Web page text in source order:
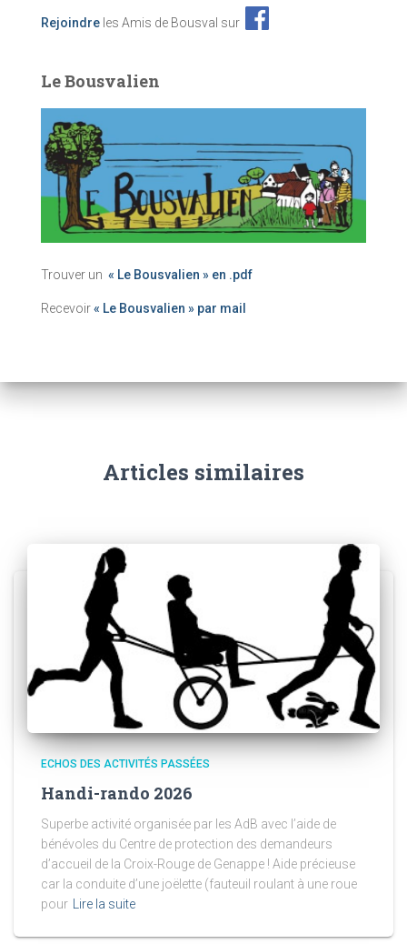
Rejoindre les Amis de Bousval sur
Le Bousvalien
Trouver un « Le Bousvalien » en .pdf
Recevoir« Le Bousvalien » par mail
Articles similaires
ECHOS DES ACTIVITÉS PASSÉES
Handi-rando 2026
Superbe activité organisée par les AdB avec l’aide de
bénévoles du Centre de protection des demandeurs
d’accueil de la Croix-Rouge de Genappe ! Aide précieuse
car la conduite d’une joëlette (fauteuil roulant à une roue
pour
Lire la suite